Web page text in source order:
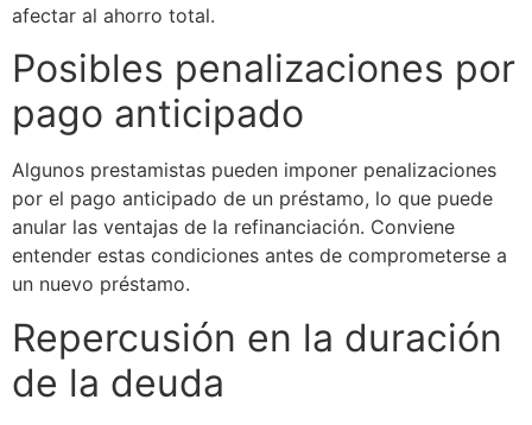
afectar al ahorro total.
Posibles penalizaciones por
pago anticipado
Algunos prestamistas pueden imponer penalizaciones
por el pago anticipado de un préstamo, lo que puede
anular las ventajas de la refinanciación. Conviene
entender estas condiciones antes de comprometerse a
un nuevo préstamo.
Repercusión en la duración
de la deuda